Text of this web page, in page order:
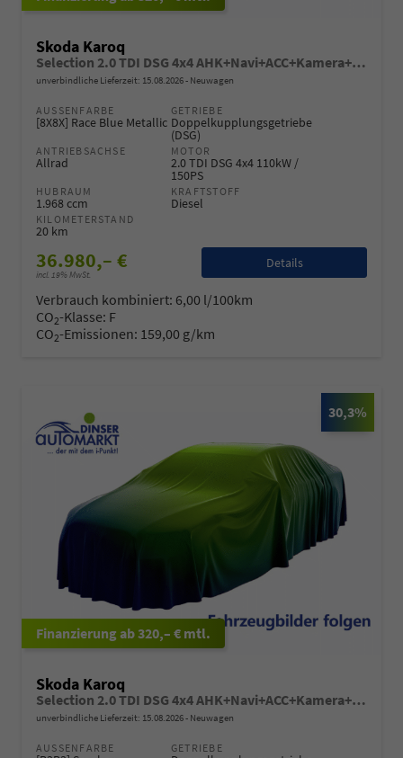
Skoda Karoq
Selection 2.0 TDI DSG 4x4 AHK+Navi+ACC+Kamera+Sitzheiz+eHeck+Chrom+Lodge+GV5
unverbindliche Lieferzeit: 15.08.2026 Neuwagen
AUSSENFARBE
[8X8X] Race Blue Metallic
GETRIEBE
Doppelkupplungsgetriebe
(DSG)
ANTRIEBSACHSE
Allrad
MOTOR
2.0 TDI DSG 4x4 110kW /
150PS
HUBRAUM
1.968 ccm
KRAFTSTOFF
Diesel
KILOMETERSTAND
20 km
36.980,– €
incl. 19% MwSt.
Details
Verbrauch kombiniert: 6,00 l/100km
CO2-Klasse: F
CO2-Emissionen: 159,00 g/km
30,3%
ab 320,– € mtl.
Skoda Karoq
Selection 2.0 TDI DSG 4x4 AHK+Navi+ACC+Kamera+Sitzheiz+eHeck+Chrom+Lodge+GV5
unverbindliche Lieferzeit: 15.08.2026 Neuwagen
AUSSENFARBE GETRIEBE